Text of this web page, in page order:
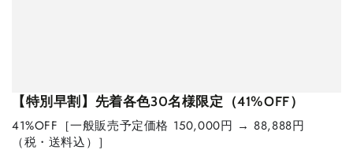
【特別早割】先着各色30名様限定（41%OFF）
41%OFF［一般販売予定価格 150,000円 → 88,888円
（税・送料込）］